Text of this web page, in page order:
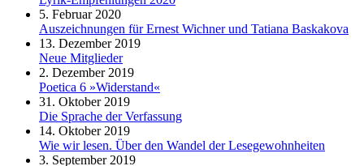
5. Februar 2020
Auszeichnungen für Ernest Wichner und Tatiana Baskakova
13. Dezember 2019
Neue Mitglieder
2. Dezember 2019
Poetica 6 »Widerstand«
31. Oktober 2019
Die Sprache der Verfassung
14. Oktober 2019
Wie wir lesen. Über den Wandel der Lesegewohnheiten
3. September 2019